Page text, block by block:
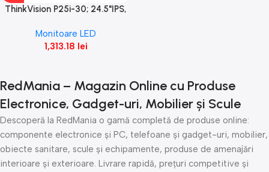
ThinkVision P25i-30; 24.5"IPS,
Brightness: 250 cd/m²,
Contrast
Monitoare LED
1,313.18 lei
RedMania – Magazin Online cu Produse
Electronice, Gadget-uri, Mobilier și Scule
Descoperă la RedMania o gamă completă de produse online:
componente electronice și PC, telefoane și gadget-uri, mobilier,
obiecte sanitare, scule și echipamente, produse de amenajări
interioare și exterioare. Livrare rapidă, prețuri competitive și